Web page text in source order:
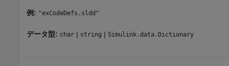
例: "exCodeDefs.sldd"
データ型: char | string | Simulink.data.Dictionary